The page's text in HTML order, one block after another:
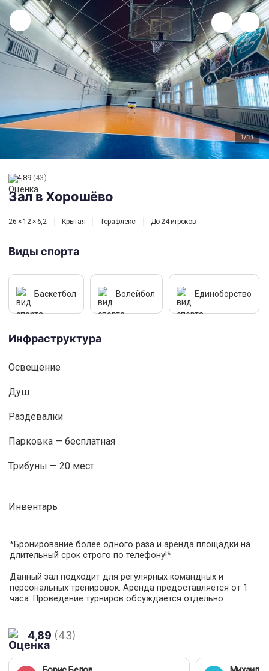
1/11
Зал в Хорошёво
4,89 (43)
Зал в Хорошёво
26 × 12 × 6,2 Крытая Терафлекс До 24 игроков
Виды спорта
Баскетбол Волейбол Единоборство
Инфраструктура
Освещениe
Душ
Раздевалки
Парковка — бесплатная
Трибуны — 20 мест
Инвентарь
*Бронирование более одного раза и аренда площадки на
длительный срок строго по телефону!*
Данный зал подходит для регулярных командных и
персональных тренировок. Аренда предоставляется от 1
часа. Проведение турниров обсуждается отдельно.
пожелания и предложения, обязательно сообщите их!
Зал подходит для :
- волейбол
4,89 (43)